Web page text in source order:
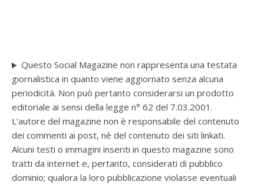
Questo Social Magazine non rappresenta una testata
giornalistica in quanto viene aggiornato senza alcuna
periodicità. Non può pertanto considerarsi un prodotto
editoriale ai sensi della legge n° 62 del 7.03.2001.
L’autore del magazine non è responsabile del contenuto
dei commenti ai post, nè del contenuto dei siti linkati.
Alcuni testi o immagini inseriti in questo magazine sono
tratti da internet e, pertanto, considerati di pubblico
dominio; qualora la loro pubblicazione violasse eventuali